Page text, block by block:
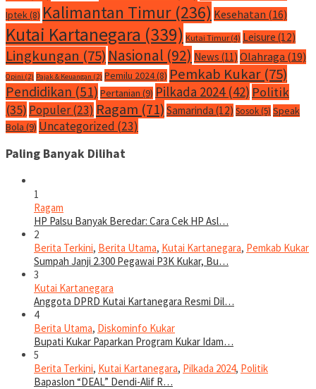
Iptek(8) Kalimantan Timur (236) Kesehatan (16)
Kutai Kartanegara (339) Kutai Timur (4) Leisure (12)
Lingkungan (75) Nasional (92) News (11) Olahraga (19)
Opini (2) Pajak & Keuangan (2) Pemilu 2024(8) Pemkab Kukar (75)
Pendidikan (51) Pertanian (9) Pilkada 2024(42) Politik
(35) Populer(23) Ragam (71) Samarinda (12) Sosok(5) Speak
Bola (9) Uncategorized (23)
Paling Banyak Dilihat
1
Ragam
HP Palsu Banyak Beredar: Cara Cek HP Asl…
2
Berita Terkini, Berita Utama, Kutai Kartanegara, Pemkab Kukar
Sumpah Janji 2.300 Pegawai P3K Kukar, Bu…
3
Kutai Kartanegara
Anggota DPRD Kutai Kartanegara Resmi Dil…
4
Berita Utama, Diskominfo Kukar
Bupati Kukar Paparkan Program Kukar Idam…
5
Berita Terkini, Kutai Kartanegara, Pilkada 2024, Politik
Bapaslon “DEAL” Dendi-Alif R…